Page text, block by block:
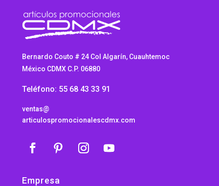
Bernardo Couto # 24 Col Algarín, Cuauhtemoc
México CDMX C.P. 06880
Teléfono: 55 68 43 33 91
ventas@
articulospromocionalescdmx.com
Empresa